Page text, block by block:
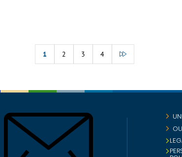
1 2 3 4
END